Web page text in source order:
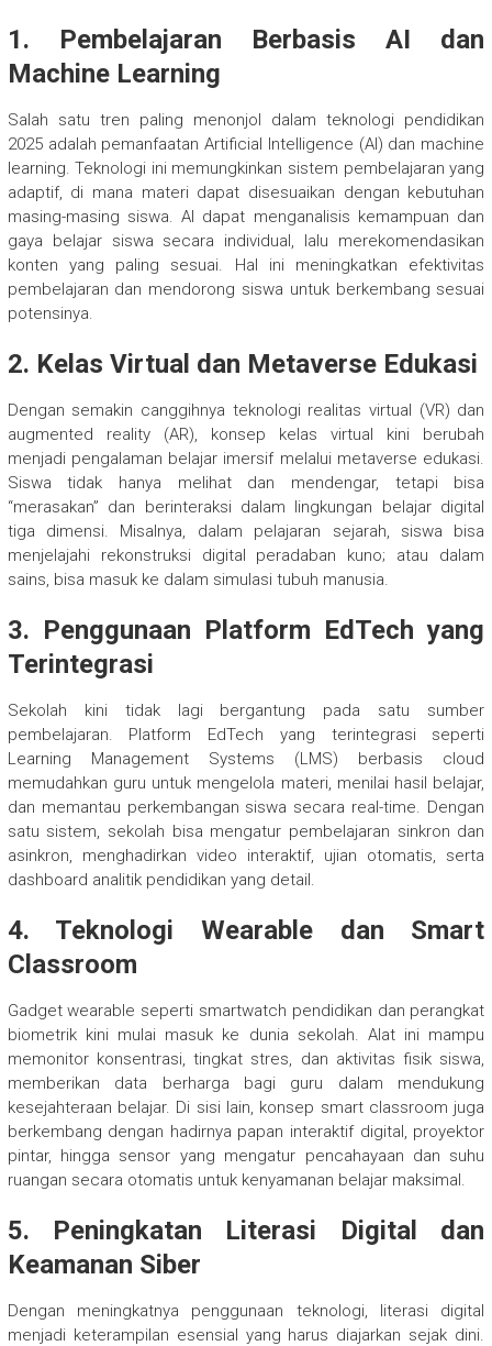
1. Pembelajaran Berbasis AI dan
Machine Learning
Salah satu tren paling menonjol dalam teknologi pendidikan
2025 adalah pemanfaatan Artificial Intelligence (AI) dan machine
learning. Teknologi ini memungkinkan sistem pembelajaran yang
adaptif, di mana materi dapat disesuaikan dengan kebutuhan
masing-masing siswa. AI dapat menganalisis kemampuan dan
gaya belajar siswa secara individual, lalu merekomendasikan
konten yang paling sesuai. Hal ini meningkatkan efektivitas
pembelajaran dan mendorong siswa untuk berkembang sesuai
potensinya.
2. Kelas Virtual dan Metaverse Edukasi
Dengan semakin canggihnya teknologi realitas virtual (VR) dan
augmented reality (AR), konsep kelas virtual kini berubah
menjadi pengalaman belajar imersif melalui metaverse edukasi.
Siswa tidak hanya melihat dan mendengar, tetapi bisa
“merasakan” dan berinteraksi dalam lingkungan belajar digital
tiga dimensi. Misalnya, dalam pelajaran sejarah, siswa bisa
menjelajahi rekonstruksi digital peradaban kuno; atau dalam
sains, bisa masuk ke dalam simulasi tubuh manusia.
3. Penggunaan Platform EdTech yang
Terintegrasi
Sekolah kini tidak lagi bergantung pada satu sumber
pembelajaran. Platform EdTech yang terintegrasi seperti
Learning Management Systems (LMS) berbasis cloud
memudahkan guru untuk mengelola materi, menilai hasil belajar,
dan memantau perkembangan siswa secara real-time. Dengan
satu sistem, sekolah bisa mengatur pembelajaran sinkron dan
asinkron, menghadirkan video interaktif, ujian otomatis, serta
dashboard analitik pendidikan yang detail.
4. Teknologi Wearable dan Smart
Classroom
Gadget wearable seperti smartwatch pendidikan dan perangkat
biometrik kini mulai masuk ke dunia sekolah. Alat ini mampu
memonitor konsentrasi, tingkat stres, dan aktivitas fisik siswa,
memberikan data berharga bagi guru dalam mendukung
kesejahteraan belajar. Di sisi lain, konsep smart classroom juga
berkembang dengan hadirnya papan interaktif digital, proyektor
pintar, hingga sensor yang mengatur pencahayaan dan suhu
ruangan secara otomatis untuk kenyamanan belajar maksimal.
5. Peningkatan Literasi Digital dan
Keamanan Siber
Dengan meningkatnya penggunaan teknologi, literasi digital
menjadi keterampilan esensial yang harus diajarkan sejak dini.